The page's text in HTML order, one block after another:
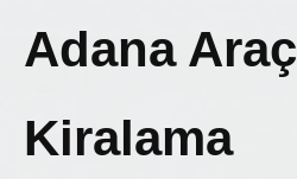
Adana Araç
Kiralama